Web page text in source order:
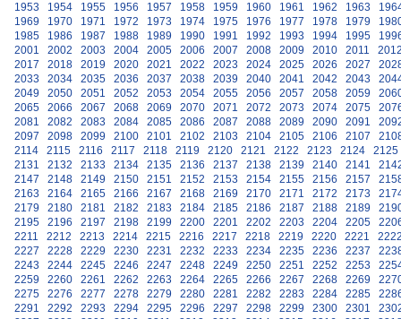
1953
1954 1955 1956 1957 1958 1959 1960 1961 1962 1963
1969
1970 1971 1972 1973 1974 1975 1976 1977 1978 1979
1985
1986 1987 1988 1989 1990 1991 1992 1993 1994 1995
2001
2002 2003 2004 2005 2006 2007 2008 2009 2010 2011
2017
2018 2019 2020 2021 2022 2023 2024 2025 2026 2027
2033
2034 2035 2036 2037 2038 2039 2040 2041 2042 2043
2049
2050 2051 2052 2053 2054 2055 2056 2057 2058 2059
2065
2066 2067 2068 2069 2070 2071 2072 2073 2074 2075
2081
2082 2083 2084 2085 2086 2087 2088 2089 2090 2091
2097
2098 2099 2100 2101 2102 2103 2104 2105 2106 2107
2114
2115 2116 2117 2118 2119 2120 2121 2122 2123 2124
2125
2131
2132 2133 2134 2135 2136 2137 2138 2139 2140 2141
2147
2148 2149 2150 2151 2152 2153 2154 2155 2156 2157
2163
2164 2165 2166 2167 2168 2169 2170 2171 2172 2173
2179
2180 2181 2182 2183 2184 2185 2186 2187 2188 2189
2195
2196 2197 2198 2199 2200 2201 2202 2203 2204 2205
2211
2212 2213 2214 2215 2216 2217 2218 2219 2220 2221
2227
2228 2229 2230 2231 2232 2233 2234 2235 2236 2237
2243
2244 2245 2246 2247 2248 2249 2250 2251 2252 2253
2259
2260 2261 2262 2263 2264 2265 2266 2267 2268 2269
2275
2276 2277 2278 2279 2280 2281 2282 2283 2284 2285
2291
2292 2293 2294 2295 2296 2297 2298 2299 2300 2301